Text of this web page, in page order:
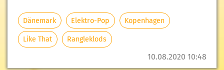
10.08.2020 10:48
Dänemark Elektro-Pop Kopenhagen
Like That Rangleklods